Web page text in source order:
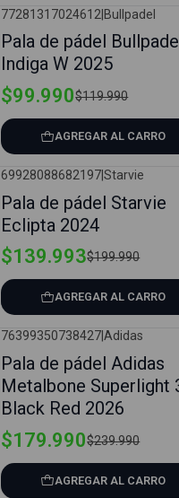
77281317024612 Bullpadel
Pala de pádel Bullpadel
Indiga W 2025
$99.990$119.990
AGREGAR AL CARRO
69928088682197|Starvie
Pala de pádel Starvie
Eclipta 2024
$139.993$199.990
AGREGAR AL CARRO
76399350738427|Adidas
Pala de pádel Adidas
Metalbone Superlight
Black Red 2026
$179.990$239.990
AGREGAR AL CARRO